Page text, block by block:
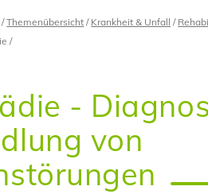
Themenübersicht Krankheit & Unfall
-
von